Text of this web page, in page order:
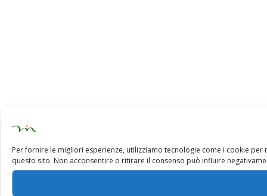
Per fornire le migliori esperienze, utilizziamo tecnologie come i cookie
questo sito. Non acconsentire o ritirare il consenso può influire